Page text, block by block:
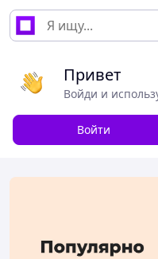
Привет
Войди и
Войти